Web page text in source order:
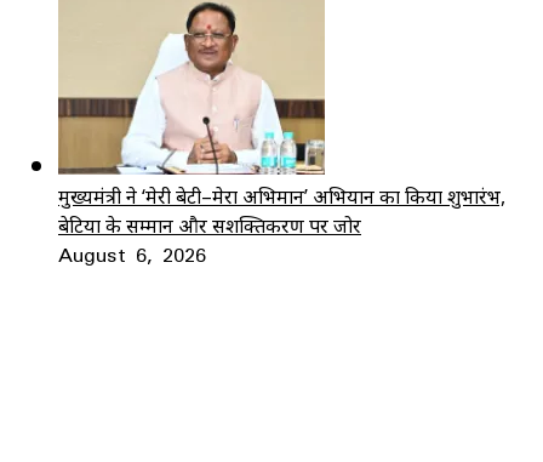
मुख्यमंत्री ने ‘मेरी बेटी–मेरा अभिमान’ अभियान का किया शुभारंभ,
बेटियों के सम्मान और सशक्तिकरण पर जोर
August 6, 2026